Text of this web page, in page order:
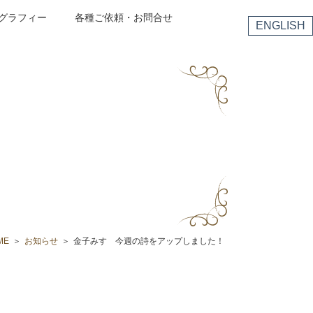
ラフィー 各種ご依頼・お問合せ
ENGLISH
お知らせ 金子みすゞ今週の詩をアップしました！